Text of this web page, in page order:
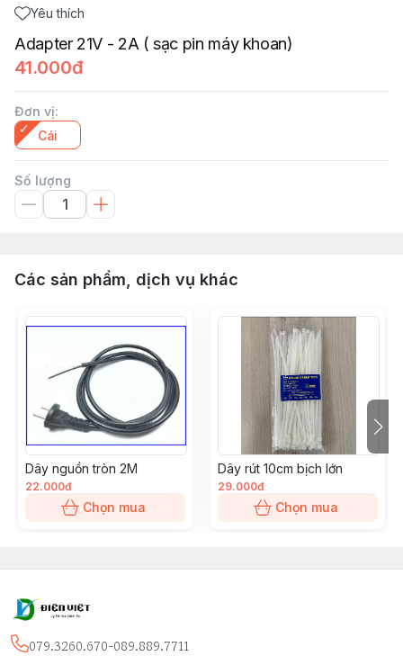
Yêu thích
Adapter 21V - 2A ( sạc pin máy khoan)
41.000đ
Đơn vị:
Cái
Số lượng
Các sản phẩm, dịch vụ khác
Dây nguồn tròn 2M
22.000đ
Chọn mua
Dây rút 10cm bịch lớn
29.000đ
Chọn mua
079.3260.670-089.889.7711